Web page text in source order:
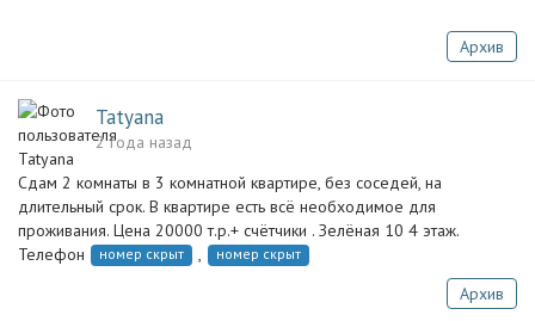
Архив
Tatyana
2 года назад
Сдам 2 комнаты в 3 комнатной квартире, без соседей, на
длительный срок. В квартире есть всё необходимое для
проживания. Цена 20000 т.р.+ счётчики . Зелёная 10 4 этаж.
Телефон
номер скрыт , номер скрыт
Архив